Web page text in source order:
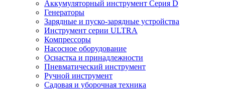
Аккумуляторный инструмент Серия D
Генераторы
Зарядные и пуско-зарядные устройства
Инструмент серии ULTRA
Компрессоры
Насосное оборудование
Оснастка и принадлежности
Пневматический инструмент
Ручной инструмент
Садовая и уборочная техника